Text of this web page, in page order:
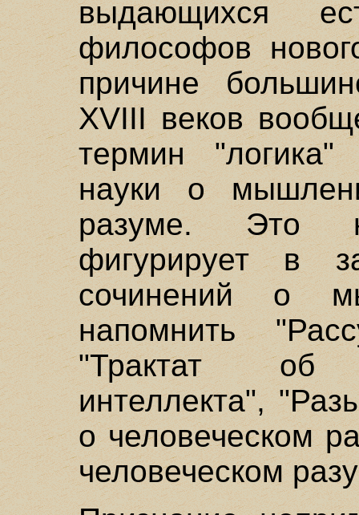
выдающихся
философов
причине
XVIII веков
термин
науки о
разуме. Это
фигурирует в
сочинений о
напомнить
"Трактат об
интеллекта",
о человеческом
человеческом